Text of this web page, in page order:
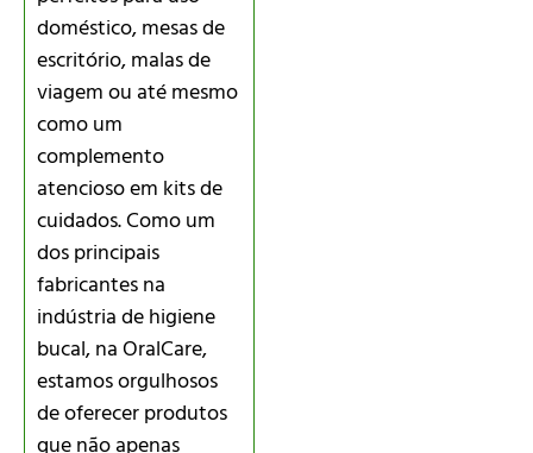
doméstico, mesas de
escritório, malas de
viagem ou até mesmo
como um
complemento
atencioso em kits de
cuidados. Como um
dos principais
fabricantes na
indústria de higiene
bucal, na OralCare,
estamos orgulhosos
de oferecer produtos